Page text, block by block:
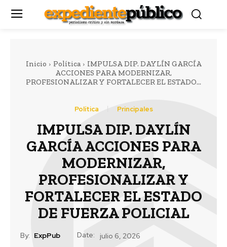
Inicio Política
IMPULSA DIP. DAYLÍN GARCÍA
ACCIONES PARA MODERNIZAR,
PROFESIONALIZAR Y FORTALECER EL ESTADO...
Política Principales
IMPULSA DIP. DAYLÍN
GARCÍA ACCIONES PARA
MODERNIZAR,
PROFESIONALIZAR Y
FORTALECER EL ESTADO
DE FUERZA POLICIAL
By: ExpPub Date: julio 6, 2026